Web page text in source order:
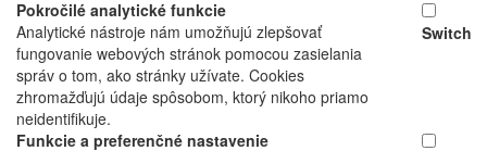
Pokročilé analytické funkcie
Analytické nástroje nám umožňujú zlepšovať
fungovanie webových stránok pomocou zasielania
správ o tom, ako stránky užívate. Cookies
zhromažďujú údaje spôsobom, ktorý nikoho priamo
neidentifikuje.
Switch
Funkcie a preferenčné nastavenie